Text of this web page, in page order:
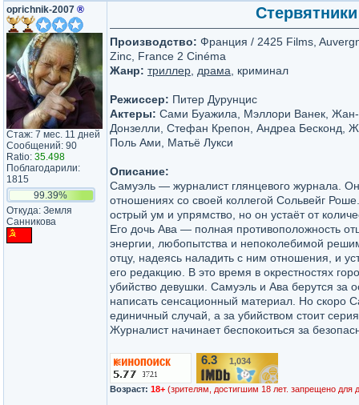
oprichnik-2007 ®
Стаж: 7 мес. 11 дней
Сообщений: 90
Ratio: 35.498
Поблагодарили:
1815
99.39%
Откуда: Земля
Санникова
Производство: Франция / 2425 Films,
Zinc, France 2 Cinéma
Жанр: триллер драма , криминал
Режиссер: Питер Дурунцис
Актеры: Сами Буажила, Мэллори Ванек,
Донзелли, Стефан Крепон, Андреа Бесконд,
Поль Ами, Матьё Лукси
Описание:
Самуэль — журналист глянцевого журнала.
отношениях со своей коллегой Сольвейг
острый ум и упрямство, но он устаёт от
Его дочь Ава — полная противоположность
энергии, любопытства и непоколебимой
отцу, надеясь наладить с ним отношения, и
его редакцию. В это время в окрестностях
убийство девушки. Самуэль и Ава берутся за
написать сенсационный материал. Но скоро
единичный случай, а за убийством стоит
Журналист начинает беспокоиться за
6.3 1,034
Возраст: 18+ (зрителям, достигшим 18 лет. запрещено для